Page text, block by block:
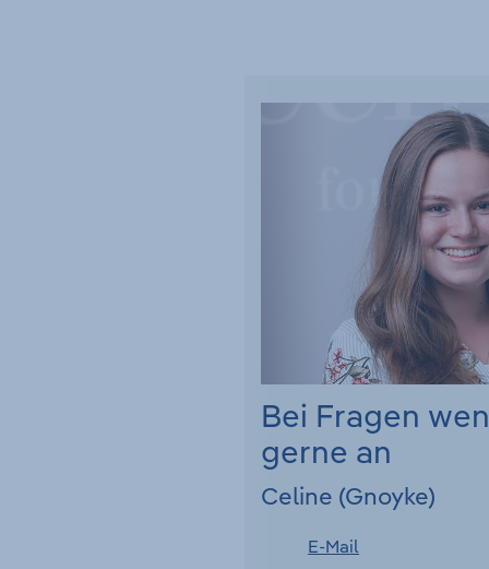
Bei Fragen
gerne an
Celine (Gnoyke)
E-Mail